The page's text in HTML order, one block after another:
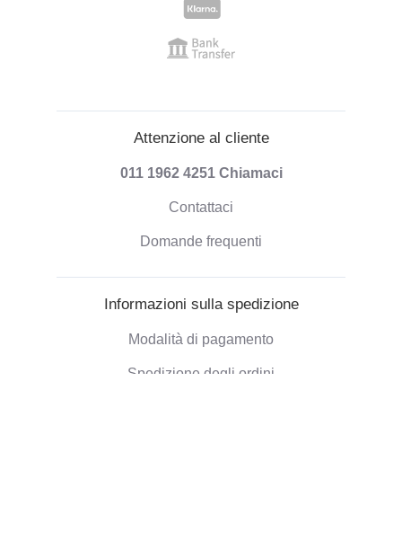
Attenzione al cliente
011 1962 4251 Chiamaci
Contattaci
Domande frequenti
Informazioni sulla spedizione
Modalità di pagamento
Spedizione degli ordini